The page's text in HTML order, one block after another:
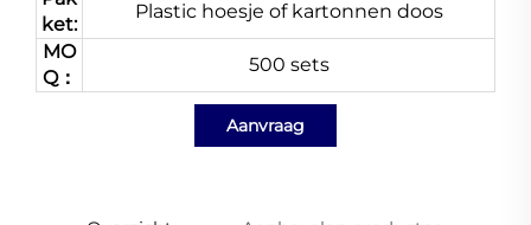
ket:
Plastic hoesje of kartonnen doos
MO
Q：
500 sets
Aanvraag